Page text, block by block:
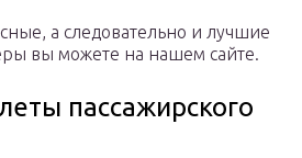
а следовательно и лучшие
вы можете на нашем сайте.
пассажирского